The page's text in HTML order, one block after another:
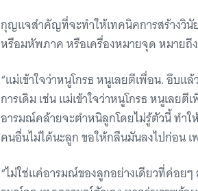
กุญแจสำคัญที่จะทำให้เทคนิคการสร้างวินั
หรือมหัพภาค หรือเครื่องหมายจุด หมายถึ
“แม่เข้าใจว่าหนูโกรธ หนูเลยตีเพื่อน. อึบแ
การเดิม เช่น แม่เข้าใจว่าหนูโกรธ หนูเล
อารมณ์คล้ายจะตำหนิลูกโดยไม่รู้ตัวนี้ ทำ
คนอื่นไม่ได้นะลูก ขอให้กลืนมันลงไปก่อน เ
“ไม่ใช่แค่อารมณ์ของลูกอย่างเดียวที่ค่อย